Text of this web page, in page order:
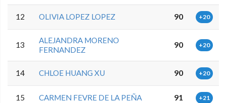
12 OLIVIA LOPEZ LOPEZ 90 +20
13
ALEJANDRA MORENO
FERNANDEZ
90 +20
14 CHLOE HUANG XU 90 +20
15 CARMEN FEVRE DE LA PEÑA 91 +21